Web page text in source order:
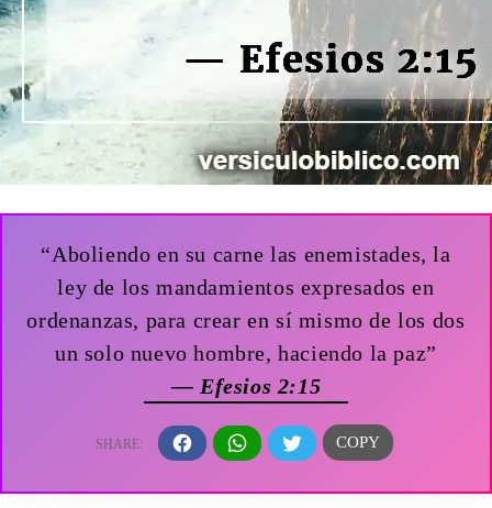
“Aboliendo en su carne las enemistades, la
ley de los mandamientos expresados en
ordenanzas, para crear en sí mismo de los dos
un solo nuevo hombre, haciendo la paz”
— Efesios 2:15